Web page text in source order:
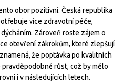
obor pozitivní. Česká republika
více zdravotní péče,
Zároveň roste zájem o
otevření zákrokům, které zlepšují
že poptávka po kvalitních
růst, což by mělo
i v následujících letech.